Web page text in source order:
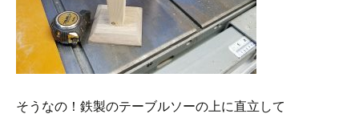
そうなの！鉄製のテーブルソーの上に直立して